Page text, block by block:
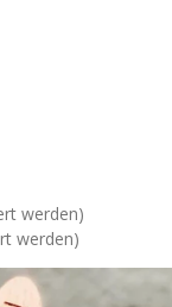
werden)
werden)